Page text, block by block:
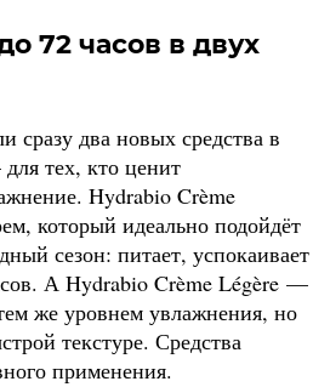
72 часов в двух
сразу два новых средства в
тех, кто ценит
Hydrabio Crème
который идеально подойдёт
сезон: питает, успокаивает
А Hydrabio Crème Légère —
же уровнем увлажнения, но
текстуре. Средства
применения.